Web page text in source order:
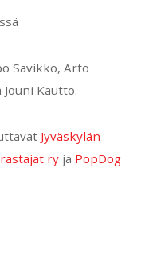
Savikko, Arto
Kautto.
Jyväskylän
ry ja PopDog